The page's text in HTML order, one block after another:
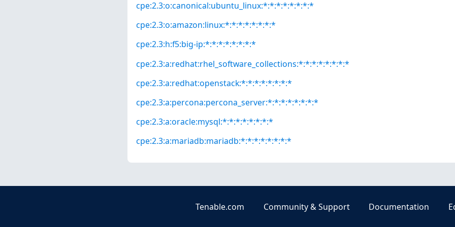
cpe:2.3:o:canonical:ubuntu_linux:*:*:*:*:*:*:*:*
cpe:2.3:o:amazon:linux:*:*:*:*:*:*:*:*
cpe:2.3:h:f5:big-ip:*:*:*:*:*:*:*:*
cpe:2.3:a:redhat:rhel_software_collections:*:*:*:*:*:*:*:*
cpe:2.3:a:redhat:openstack:*:*:*:*:*:*:*:*
cpe:2.3:a:percona:percona_server:*:*:*:*:*:*:*:*
cpe:2.3:a:oracle:mysql:*:*:*:*:*:*:*:*
cpe:2.3:a:mariadb:mariadb:*:*:*:*:*:*:*:*
Tenable.com Community & Support Documentation